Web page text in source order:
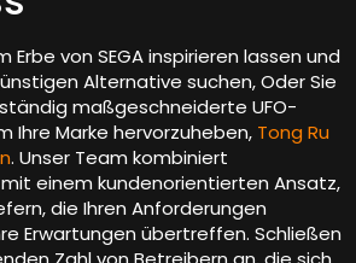
Erbe von SEGA inspirieren lassen und
Alternative suchen, Oder Sie
maßgeschneiderte UFO-
Ihre Marke hervorzuheben, Tong Ru
. Unser Team kombiniert
einem kundenorientierten Ansatz,
die Ihren Anforderungen
Erwartungen übertreffen. Schließen